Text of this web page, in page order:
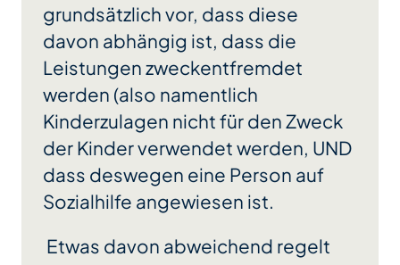
grundsätzlich vor, dass diese
davon abhängig ist, dass die
Leistungen zweckentfremdet
werden (also namentlich
Kinderzulagen nicht für den Zweck
der Kinder verwendet werden, UND
dass deswegen eine Person auf
Sozialhilfe angewiesen ist.
Etwas davon abweichend regelt